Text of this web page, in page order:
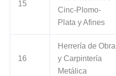
15
Cinc-Plomo-
Plata y Afines
16
Herrería de Obra
y Carpintería
Metálica